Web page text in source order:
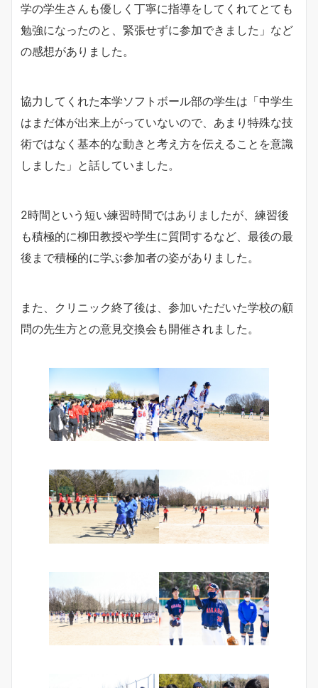
学の学生さんも優しく丁寧に指導をしてくれてとても
勉強になったのと、緊張せずに参加できました」など
の感想がありました。
協力してくれた本学ソフトボール部の学生は「中学生
はまだ体が出来上がっていないので、あまり特殊な技
術ではなく基本的な動きと考え方を伝えることを意識
しました」と話していました。
2時間という短い練習時間ではありましたが、練習後
も積極的に柳田教授や学生に質問するなど、最後の最
後まで積極的に学ぶ参加者の姿がありました。
また、クリニック終了後は、参加いただいた学校の顧
問の先生方との意見交換会も開催されました。